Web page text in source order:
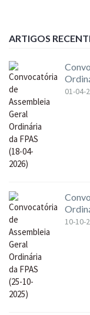
ARTIGOS
01-04-
10-10-